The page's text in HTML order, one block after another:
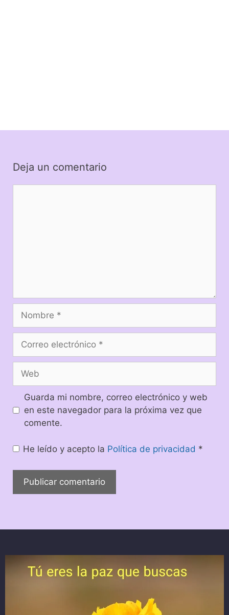
Deja un comentario
Guarda mi nombre, correo electrónico y web
en este navegador para la próxima vez que
comente.
He leído y acepto la Política de privacidad *